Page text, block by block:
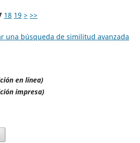
18 19 > >>
una búsqueda de similitud avanzada
en línea)
impresa)